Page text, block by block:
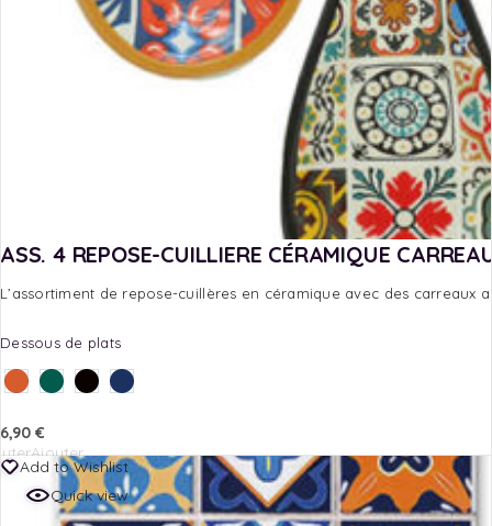
ASS. 4 REPOSE-CUILLIERE CÉRAMIQUE
L’assortiment de repose-cuillères en céramique avec des
Dessous de plats
6,90 €
Ajouter
au
panier
Add to Wishlist
Quick view